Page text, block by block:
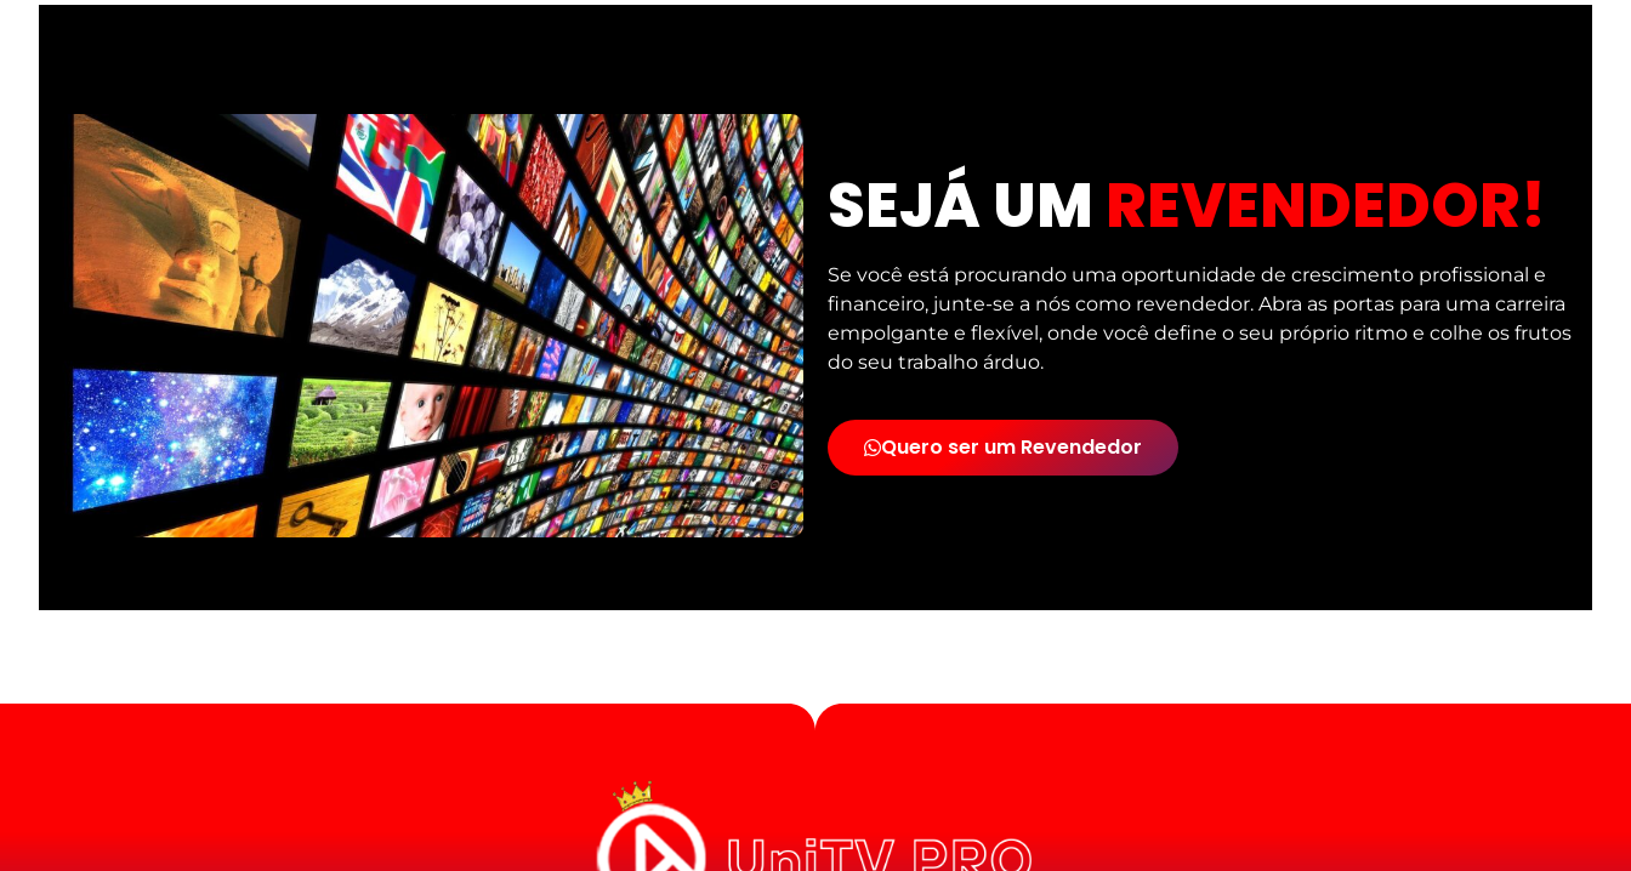
SEJÁ UM REVENDEDOR!
Se você está procurando uma oportunidade de crescimento profissional e
financeiro, junte-se a nós como revendedor. Abra as portas para uma carreira
empolgante e flexível, onde você define o seu próprio ritmo e colhe os frutos
do seu trabalho árduo.
Quero ser um Revendedor